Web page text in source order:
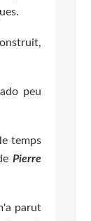
peu
temps
Pierre
parut